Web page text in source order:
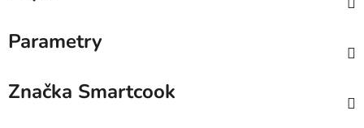
Parametry
Značka Smartcook